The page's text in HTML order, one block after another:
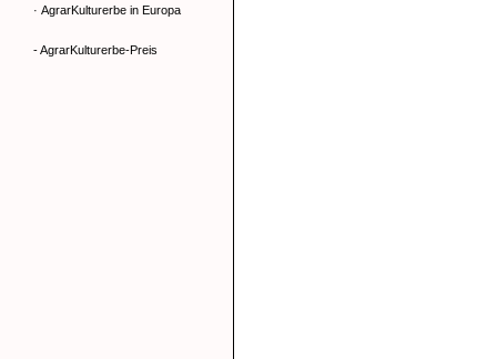
· AgrarKulturerbe in Europa
- AgrarKulturerbe-Preis